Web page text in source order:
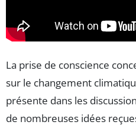
La prise de conscience
sur le changement
présente dans les
de nombreuses idées